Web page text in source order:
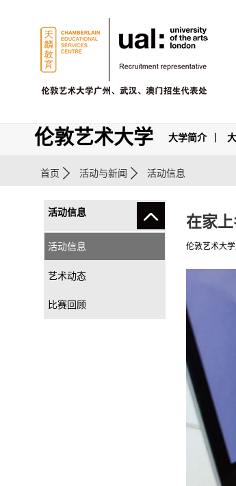
大学简介
伦敦艺术大学
首页 活动与新闻 活动信息
活动信息
活动信息
艺术动态
比赛回顾
在家
伦敦艺术大